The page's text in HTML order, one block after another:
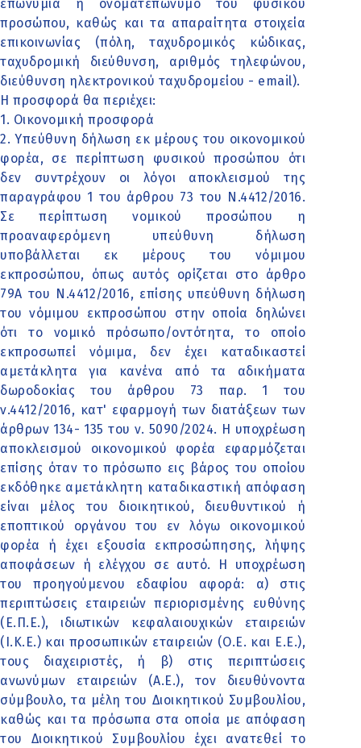
επωνυμία ή ονοματεπώνυμο του φυσικού
προσώπου, καθώς και τα απαραίτητα στοιχεία
επικοινωνίας (πόλη, ταχυδρομικός κώδικας,
ταχυδρομική διεύθυνση, αριθμός τηλεφώνου,
διεύθυνση ηλεκτρονικού ταχυδρομείου - email).
Η προσφορά θα περιέχει:
1. Οικονομική προσφορά
2. Υπεύθυνη δήλωση εκ μέρους του οικονομικού
φορέα, σε περίπτωση φυσικού προσώπου ότι
δεν συντρέχουν οι λόγοι αποκλεισμού της
παραγράφου 1 του άρθρου 73 του Ν.4412/2016.
Σε περίπτωση νομικού προσώπου η
προαναφερόμενη υπεύθυνη δήλωση
υποβάλλεται εκ μέρους του νόμιμου
εκπροσώπου, όπως αυτός ορίζεται στο άρθρο
79Α του Ν.4412/2016, επίσης υπεύθυνη δήλωση
του νόμιμου εκπροσώπου στην οποία δηλώνει
ότι το νομικό πρόσωπο/οντότητα, το οποίο
εκπροσωπεί νόμιμα, δεν έχει καταδικαστεί
αμετάκλητα για κανένα από τα αδικήματα
δωροδοκίας του άρθρου 73 παρ. 1 του
ν.4412/2016, κατ' εφαρμογή των διατάξεων των
άρθρων 134- 135 του ν. 5090/2024. Η υποχρέωση
αποκλεισμού οικονομικού φορέα εφαρμόζεται
επίσης όταν το πρόσωπο εις βάρος του οποίου
εκδόθηκε αμετάκλητη καταδικαστική απόφαση
είναι μέλος του διοικητικού, διευθυντικού ή
εποπτικού οργάνου του εν λόγω οικονομικού
φορέα ή έχει εξουσία εκπροσώπησης, λήψης
αποφάσεων ή ελέγχου σε αυτό. Η υποχρέωση
του προηγούμενου εδαφίου αφορά: α) στις
περιπτώσεις εταιρειών περιορισμένης ευθύνης
(Ε.Π.Ε.), ιδιωτικών κεφαλαιουχικών εταιρειών
(Ι.Κ.Ε.) και προσωπικών εταιρειών (Ο.Ε. και Ε.Ε.),
τους διαχειριστές, ή β) στις περιπτώσεις
ανωνύμων εταιρειών (Α.Ε.), τον διευθύνοντα
σύμβουλο, τα μέλη του Διοικητικού Συμβουλίου,
καθώς και τα πρόσωπα στα οποία με απόφαση
του Διοικητικού Συμβουλίου έχει ανατεθεί το